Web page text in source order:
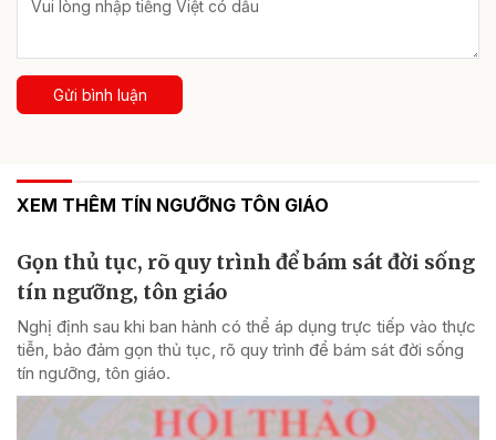
Gửi bình luận
XEM THÊM TÍN NGƯỠNG TÔN GIÁO
Gọn thủ tục, rõ quy trình để bám sát đời sống
tín ngưỡng, tôn giáo
Nghị định sau khi ban hành có thể áp dụng trực tiếp vào thực
tiễn, bảo đảm gọn thủ tục, rõ quy trình để bám sát đời sống
tín ngưỡng, tôn giáo.